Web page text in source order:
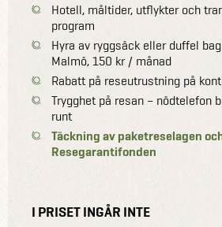
Hotell, måltider, utflykter och
program
Hyra av ryggsäck eller duffel
Malmö, 150 kr / månad
Rabatt på reseutrustning på
Trygghet på resan – nödtelefon
runt
Täckning av paketreselagen
Resegarantifonden
I PRISET INGÅR INTE